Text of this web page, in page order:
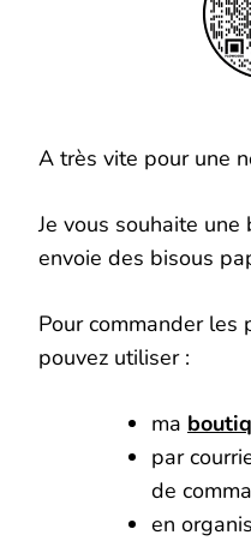
A très vite pour une
Je vous souhaite une
envoie des bisous
Pour commander les
pouvez utiliser :
ma
par
de
en